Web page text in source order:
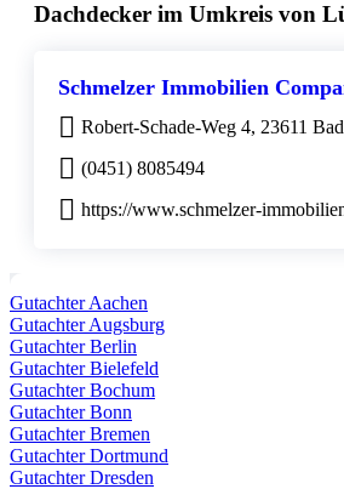
Dachdecker im Umkreis von
Schmelzer Immobilien
Robert-Schade-Weg 4, 23611
(0451) 8085494
https://www.schmelzer-
Gutachter Aachen
Gutachter Augsburg
Gutachter Berlin
Gutachter Bielefeld
Gutachter Bochum
Gutachter Bonn
Gutachter Bremen
Gutachter Dortmund
Gutachter Dresden